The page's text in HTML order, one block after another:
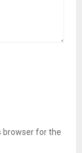
browser for the